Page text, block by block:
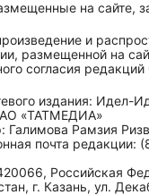
на сайте,
и
размещенной на
согласия
издания: Идел-
«ТАТМЕДИА»
Галимова Рамзия
почта редакции:
Российская
г. Казань, ул.